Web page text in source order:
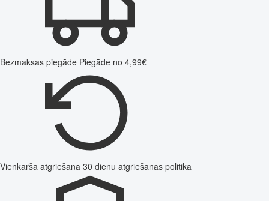
Bezmaksas piegāde Piegāde no 4,99€
Vienkārša atgriešana 30 dienu atgriešanas politika